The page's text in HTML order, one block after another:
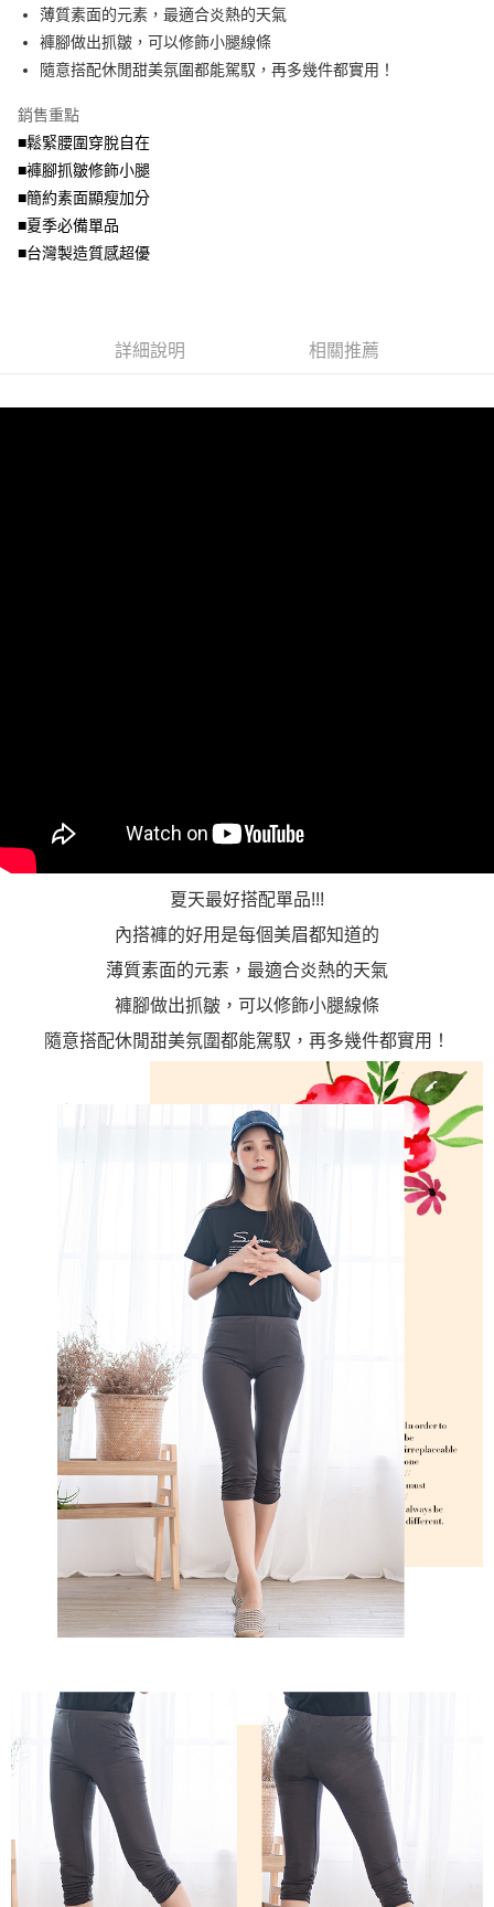
法說明評估內容。
【繳款方式說明】
1.分期款項不併入電信帳單，「大哥付你分期」於每月結算日後寄送繳費提
醒簡訊。
帳／街口支付／iPASS MONEY」等通路繳費。
【注意事項】
1.本服務係由「台灣大哥大股份有限公司」（以下簡稱本公司）所提供，讓
用戶於交易時，得透過本服務購買商品或服務，並由商店將買賣／分期付款
買賣價金債權讓與本公司後，依約使用本公司帳單繳交帳款。
資料（包含姓名、電話或地址）提供予台灣大哥大進項蒐集、處理及利用，
２．便利：只要手機號碼，簡訊認證，即可結帳。
３．安心：先確認商品／服務後，再付款。
【「AFTEE先享後付」結帳流程】
結帳頁面，進行簡訊認證並確認金額後，即可完成結帳。
３．收到繳費通知簡訊後14天內，點擊此簡訊中的連結，可透過四大超商／
ATM／網路銀行／等多元方式進行付款，方視為交易完成。
※ 請注意：結帳手續完成當下不需立刻繳費，但若您需要取消訂單，請聯絡
購買商品的店家。未經商家同意取消之訂單仍視為有效，需透過AFTEE先享
後付繳納相關費用。
※ 交易是否成功請以「AFTEE先享後付 」之結帳頁面顯示為準，若有關於
１．透過由恩沛科技股份有限公司提供之「AFTEE先享後付」服務完成之交
２．關於個人資料處理事宜，請瀏覽以下網址：
全家取貨付款
每筆NT$70，滿NT$699(含以上)免運費
付款後全家取貨
每筆NT$70，滿NT$699(含以上)免運費
7-11取貨付款
每筆NT$70，滿NT$799(含以上)免運費
付款後7-11取貨
每筆NT$100，滿NT$1,000(含以上)免運費
薄質素面的元素，最適合炎熱的天氣
褲腳做出抓皺，可以修飾小腿線條
隨意搭配休閒甜美氛圍都能駕馭，再多幾件都實用！
銷售重點
■鬆緊腰圍穿脫自在
■褲腳抓皺修飾小腿
■簡約素面顯瘦加分
■夏季必備單品
■台灣製造質感超優
詳細說明 相關推薦
夏天最好搭配單品!!!
內搭褲的好用是每個美眉都知道的
薄質素面的元素，最適合炎熱的天氣
褲腳做出抓皺，可以修飾小腿線條
隨意搭配休閒甜美氛圍都能駕馭，再多幾件都實用！